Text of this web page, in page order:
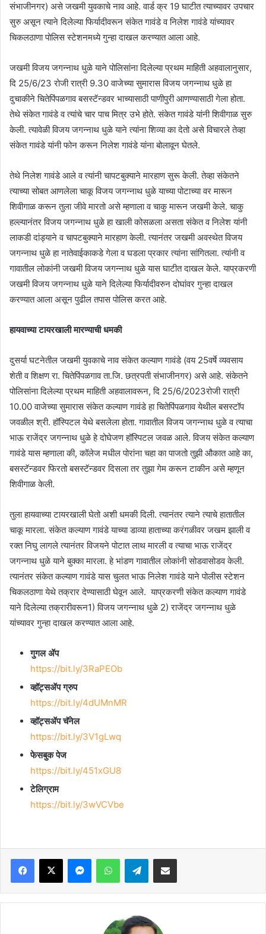
संभाजीनगर) असे जखमी युवकाचे नाव आहे. वार्ड क्र 19 घाटीत त्याच्यावर उपचार
सुरु असून त्याने दिलेल्या फिर्यादीवरून संकेत गावंडे व निलेश गावंडे यांच्यावर
चिकलठाणा पोलिस स्टेशनमध्ये गुन्हा दाखल करण्यात आला आहे.
जखमी विजय जगन्नाथ धुळे याने पोलिसांना दिलेल्या प्रथम माहिती अहवालानुसार,
दि 25/6/23 रोजी रात्री 9.30 वाजेच्या सुमारास विजय जगन्नाथ धुळे हा
दुचाकीने चितेपिंपळगाव बसस्टॅन्डवर भाच्यासाठी पाणीपुरी आणण्यासाठी गेला होता.
तेथे संकेत गावंडे व त्यांचे चार पाच मित्र उभे होते. संकेत गावंडे यांनी शिवीगाळ सुरु
केली. त्यावेळी विजय जगन्नाथ धुळे याने त्यांना शिव्या का देतो असे विचारले तेव्हा
संकेत गावंडे यांनी फोन करून निलेश गावंडे यांना बोलावून घेतले.
तेथे निलेश गावंडे आले व त्यांनी चापटबुक्याने मारहाण सुरू केली. तेव्हा संकेतने
त्याच्या सोबत आणलेला चाकू विजय जगन्नाथ धुळे याच्या पोटाच्या वर मारून
शिवीगाळ करून तुला जीवे मारतो असे म्हणाला व चाकु मारून जखमी केले. चाकु
हल्ल्यानंतर विजय जगन्नाथ धुळे हा खाली कोसळला असता संकेत व निलेश यांनी
लाकडी दांड्याने व चापटबुक्याने मारहाण केली. त्यानंतर जखमी अवस्थेत विजय
जगन्नाथ धुळे हा नातेवाईकाकडे गेला व घडला प्रकार त्यांना सांगितला. त्यांनी व
गावातील लोकांनी जखमी विजय जगन्नाथ धुळे यास घाटीत दाखल केले. याप्रकरणी
जखमी विजय जगन्नाथ धुळे याने दिलेल्या फिर्यादीवरुन दोघांवर गुन्हा दाखल
करण्यात आला असून पुढील तपास पोलिस करत आहे.
हायवाच्या टायरखाली मारण्याची धमकी
दुसर्या घटनेतील जखमी युवकाचे नाव संकेत कल्याण गावंडे (वय 25वर्षे व्यवसाय
शेती व शिक्षण रा. चितेपिंपळगाव ता.जि. छत्रपती संभाजीनगर) असे आहे. संकेतने
पोलिसांना दिलेल्या प्रथम माहिती अहवालावरून, दि 25/6/2023रोजी रात्री
10.00 वाजेच्या सुमारास संकेत कल्याण गावंडे हा चितेपिंपळगाव येथील बसस्टॉप
जवळील श्री. हॉस्पिटल येथे बसलेला होता. गावातील विजय जगन्नाथ धुळे व त्याचा
भाऊ राजेंद्र जगन्नाथ धुळे हे दोघेजण हॉस्पिटल जवळ आले. विजय संकेत कल्याण
गावंडे यास म्हणाला की, कॉलेज मधील पोरांना चहा का पाजतो तुझी औकात आहे का,
बसस्टॅन्डवर फिरतो बसस्टॅन्डवर दिसला तर तुझा गेम करून टाकीन असे म्हणून
शिवीगाळ केली.
तुला हायवाच्या टायरखाली घेतो अशी धमकी दिली. त्यानंतर त्याने त्याचे हातातील
चाकू मारला. संकेत कल्याण गावंडे याच्या डाव्या हाताच्या करंगळीवर जखम झाली व
रक्त निघु लागले त्यानंतर विजयने पोटात लाथ मारली व त्याचा भाऊ राजेंद्र
जगन्नाथ धुळे याने बुक्का मारला. हे भांडण गावातील लोकांनी सोडवासोडव केली.
त्यानंतर संकेत कल्याण गावंडे यास चुलत भाऊ निलेश गावंडे याने पोलीस स्टेशन
चिकलठाणा येथे तक्रार देण्यासाठी घेवून आले. याप्रकरणी संकेत कल्याण गावंडे
याने दिलेल्या तक्रारीवरून1) विजय जगन्नाथ धुळे 2) राजेंद्र जगन्नाथ धुळे
यांच्यावर गुन्हा दाखल करण्यात आला आहे.
गुगल ॲप
https://bit.ly/3RaPEOb
व्हॉट्सॲप ग्रुप
https://bit.ly/4dUMnMR
व्हॉट्सॲप चॅनेल
https://bit.ly/3V1gLwq
फेसबुक पेज
https://bit.ly/451xGU8
टेलिग्राम
https://bit.ly/3wVCVbe
Facebook
X MessengerWhatsAppTelegramShare via Email